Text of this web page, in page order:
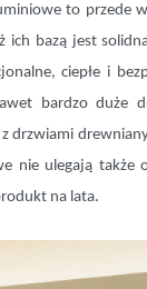
to przede
ich bazą jest
ciepłe i
bardzo duże
drzwiami
nie ulegają także
na lata.